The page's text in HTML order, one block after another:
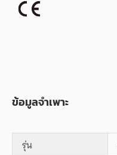
ข้อมูลจำเพาะ
รุ่น